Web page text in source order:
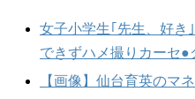
女子小学生｢先生、好
できずハメ撮りカーセ●
【画像】仙台育英のマ